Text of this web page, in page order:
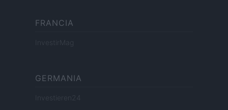
FRANCIA
InvestirMag
GERMANIA
Investieren24